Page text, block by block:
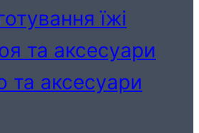
їжі
та аксесуари
та аксесуари